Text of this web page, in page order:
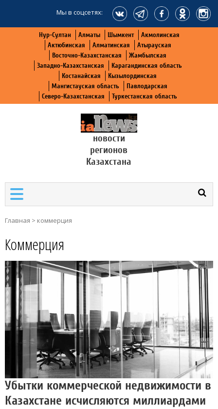
Мы в соцсетях:
Нур-Султан Алматы Шымкент
Акмолинская
Актюбинская
Алматинская
Атырауская
Восточно-Казахстанская
Жамбылская
Западно-Казахстанская
Карагандинская область
Костанайская
Кызылординская
Мангистауская область
Павлодарская
Северо-Казахстанская
Туркестанская область
новости
регионов
Казахстана
Главная > коммерция
Коммерция
Убытки коммерческой недвижимости в
Казахстане исчисляются миллиардами